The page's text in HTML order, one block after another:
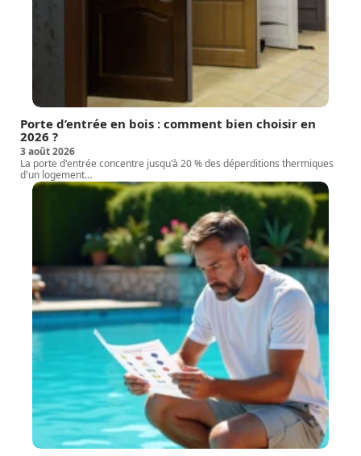
Porte d’entrée en bois : comment bien choisir en
2026 ?
3 août 2026
La porte d'entrée concentre jusqu'à 20 % des déperditions thermiques
d'un logement…